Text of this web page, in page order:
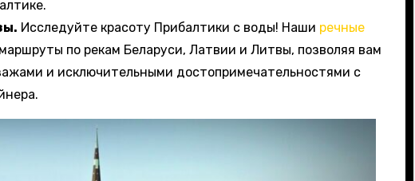
Исследуйте красоту Прибалтики с воды! Наши речные
по рекам Беларуси, Латвии и Литвы, позволяя вам
и исключительными достопримечательностями с